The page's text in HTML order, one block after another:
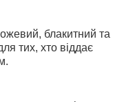
блакитний та
тих, хто віддає